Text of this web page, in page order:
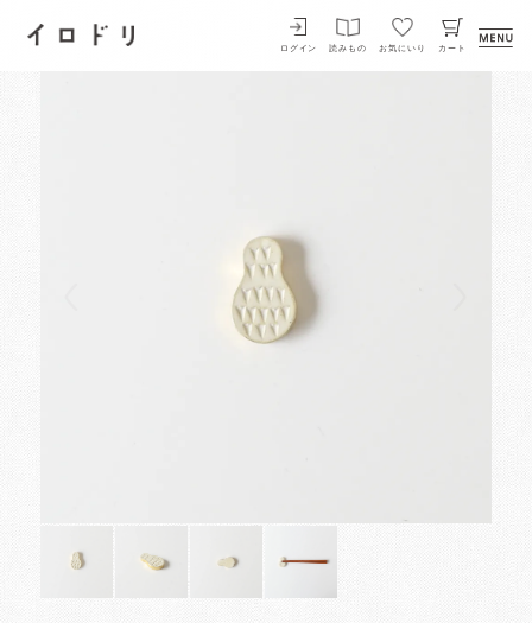
イロドリ
ログイン 読みもの お気にいり カート